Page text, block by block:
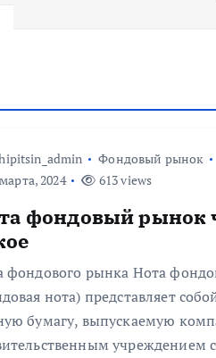
Фондовый рынок
2024
613 views
фондовый рынок
фондового рынка Нота
нота) представляет
бумагу, выпускаемую
учреждением